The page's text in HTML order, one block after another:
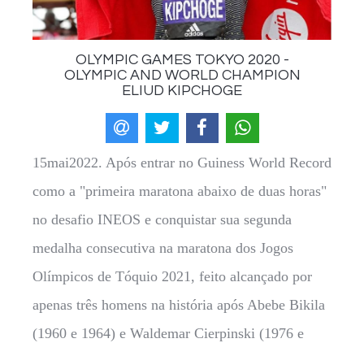
OLYMPIC GAMES TOKYO 2020 -
OLYMPIC AND WORLD CHAMPION
ELIUD KIPCHOGE
15mai2022. Após entrar no Guiness World Record
como a "primeira maratona abaixo de duas horas"
no desafio INEOS e conquistar sua segunda
medalha consecutiva na maratona dos Jogos
Olímpicos de Tóquio 2021, feito alcançado por
apenas três homens na história após Abebe Bikila
(1960 e 1964) e Waldemar Cierpinski (1976 e